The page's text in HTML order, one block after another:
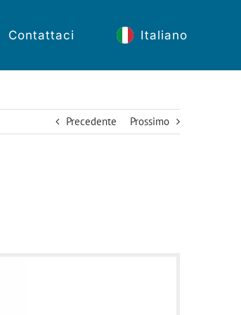
Contattaci Italiano
Precedente Prossimo